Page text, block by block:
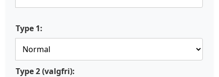
Type 1:
Type 2 (valgfri):